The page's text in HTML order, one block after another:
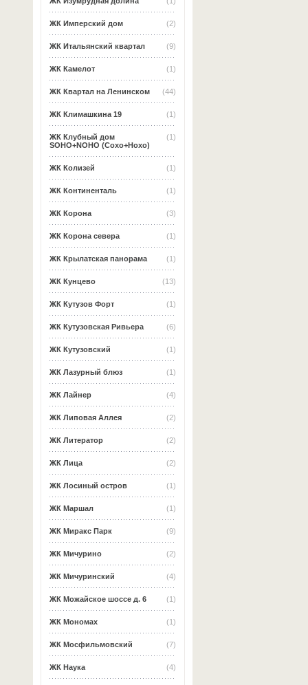
(2)
ЖК Имперский дом
(9)
ЖК Итальянский квартал
(1)
ЖК Камелот
(44)
ЖК Квартал на Ленинском
(1)
ЖК Климашкина 19
(1)
ЖК Клубный дом
SOHO+NOHO (Сохо+Нохо)
(1)
ЖК Колизей
(1)
ЖК Континенталь
(3)
ЖК Корона
(1)
ЖК Корона севера
(1)
ЖК Крылатская панорама
(13)
ЖК Кунцево
(1)
ЖК Кутузов Форт
(6)
ЖК Кутузовская Ривьера
(1)
ЖК Кутузовский
(1)
ЖК Лазурный блюз
(4)
ЖК Лайнер
(2)
ЖК Липовая Аллея
(2)
ЖК Литератор
(2)
ЖК Лица
(1)
ЖК Лосиный остров
(1)
ЖК Маршал
(9)
ЖК Миракс Парк
(2)
ЖК Мичурино
(4)
ЖК Мичуринский
(1)
ЖК Можайское шоссе д. 6
(1)
ЖК Мономах
(7)
ЖК Мосфильмовский
(4)
ЖК Наука